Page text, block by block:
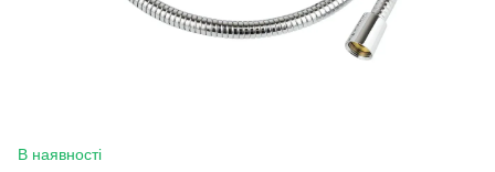
В наявності